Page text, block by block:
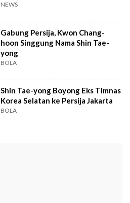
NEWS
Gabung Persija, Kwon Chang-
hoon Singgung Nama Shin Tae-
yong
BOLA
Shin Tae-yong Boyong Eks Timnas
Korea Selatan ke Persija Jakarta
BOLA